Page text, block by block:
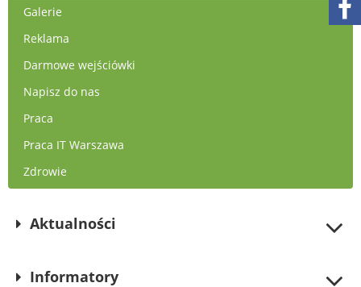
Galerie
Reklama
Darmowe wejściówki
Napisz do nas
Praca
Praca IT Warszawa
Zdrowie
Aktualności
Informatory